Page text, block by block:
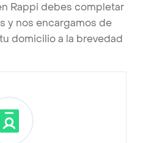
Rappi debes completar
y nos encargamos de
domicilio a la brevedad